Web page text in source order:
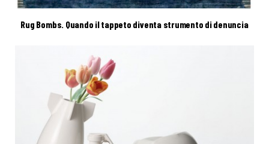
Rug Bombs. Quando il tappeto diventa strumento di denuncia